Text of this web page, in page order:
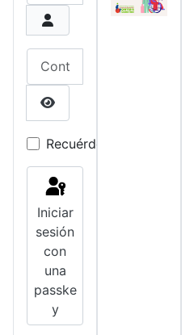
Mostrar contraseña
Recuérdeme
Iniciar
sesión
con
una
passke
y